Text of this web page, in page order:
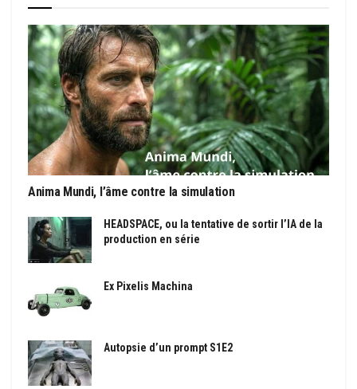
Anima Mundi, l’âme contre la simulation
HEADSPACE, ou la tentative de sortir l’IA de la
production en série
Ex Pixelis Machina
Autopsie d’un prompt S1E2